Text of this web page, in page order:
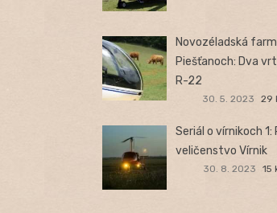
Novozéladská
Piešťanoch: Dva
R-22
30. 5. 2023 29
Seriál o vírnikoch 1:
veličenstvo Vírnik
30. 8. 2023 15